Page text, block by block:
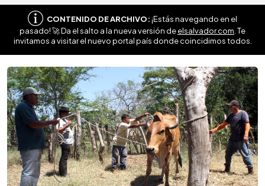
CONTENIDO DE ARCHIVO:¡Estás navegando en el
pasado! 🚀 Da el salto a la nueva versión deelsalvador.com . Te
invitamos a visitar el nuevo portal país donde coincidimos todos.